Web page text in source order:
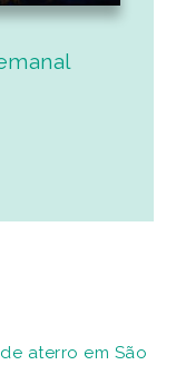
aterro em São